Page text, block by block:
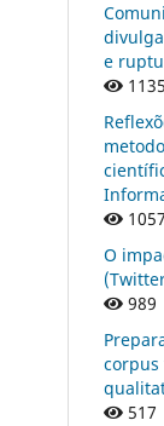
e
1135
1057
O
989
corpus
517